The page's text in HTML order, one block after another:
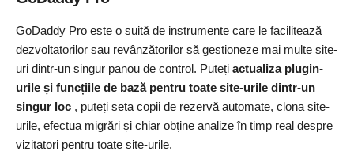
GoDaddy Pro este o suită de instrumente care le facilitează
dezvoltatorilor sau revânzătorilor să gestioneze mai multe site-
uri dintr-un singur panou de control. Puteți actualiza plugin-
urile și funcțiile de bază pentru toate site-urile dintr-un
singur loc , puteți seta copii de rezervă automate, clona site-
urile, efectua migrări și chiar obține analize în timp real despre
vizitatori pentru toate site-urile.